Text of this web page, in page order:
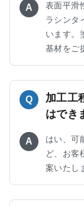
A
表面平滑
ラシンタ
います。
基材をご
Q
加工工
はでき
A
はい、可
ど、お客
案いたし